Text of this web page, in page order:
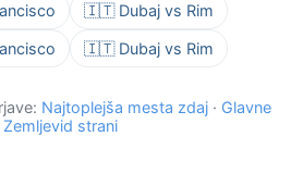
🇮🇹 Dubaj vs Rim
🇮🇹 Dubaj vs Rim
Najtoplejša mesta zdaj · Glavne
Zemljevid strani